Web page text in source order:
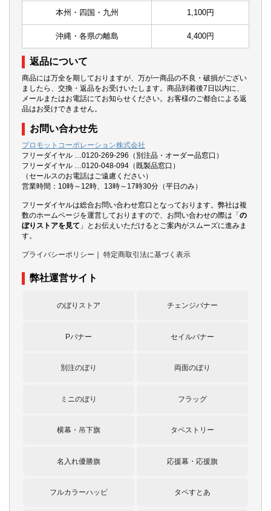
本州・四国・九州 1,100円
沖縄・各県の離島 4,400円
返品について
商品には万全を期しておりますが、万が一商品の不良・破損がござい
ましたら、交換・返品をお受けいたします。商品到着後7日以内に、
メールまたはお電話にてお知らせください。お客様のご都合による返
品はお受けできません。
お問い合わせ先
プロモットコーポレーション株式会社
フリーダイヤル …0120-269-296（別注品・オーダー品窓口）
フリーダイヤル …0120-048-094（既製品窓口）
（セールスのお電話はご遠慮ください）
営業時間：10時～12時、13時～17時30分（平日のみ）
フリーダイヤルは総合お問い合わせ窓口となっております。弊社は複
数のホームページを運営しておりますので、お問い合わせの際は「 の
ぼりストアを見て 」とお伝えいただけるとご案内がスムーズに進みま
す。
プライバシーポリシー 特定商取引法に基づく表示
弊社運営サイト
のぼりストア チェンジバナー
Pバナー セイルバナー
別注のぼり 両面のぼり
ミニのぼり フラッグ
横幕・吊下旗 タペストリー
名入れ優勝旗 応援幕・応援旗
フルカラーハッピ タペすとあ